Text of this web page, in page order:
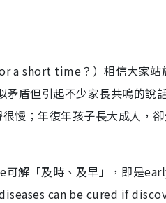
a short time？）相信大家站
矛盾但引起不少家長共鳴的說
慢；年復年孩子長大成人，
解「及時、及早」，即是
can be cured if